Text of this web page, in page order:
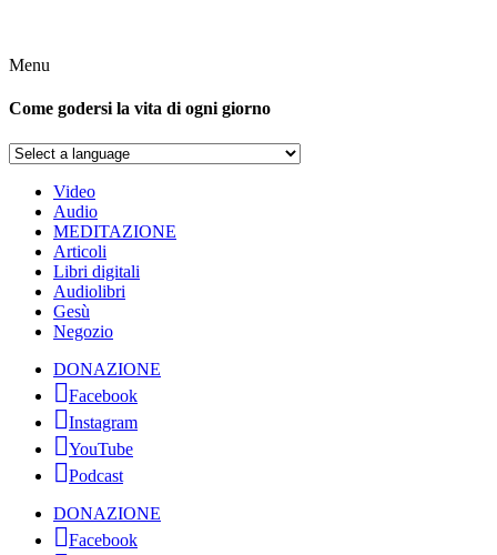
Menu
Come godersi la vita di ogni giorno
Video
Audio
MEDITAZIONE
Articoli
Libri digitali
Audiolibri
Gesù
Negozio
DONAZIONE
Facebook
Instagram
YouTube
Podcast
DONAZIONE
Facebook